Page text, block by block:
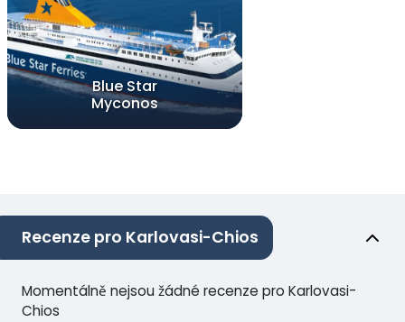
Blue Star
Myconos
Recenze pro Karlovasi-Chios
Momentálně nejsou žádné recenze pro Karlovasi-
Chios